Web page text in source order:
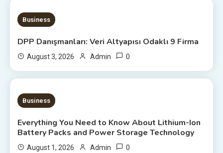
20 MINS READ
Business
DPP Danışmanları: Veri Altyapısı Odaklı 9 Firma
August 3, 2026 Admin 0
7 MINS READ
Business
Everything You Need to Know About Lithium-Ion
Battery Packs and Power Storage Technology
August 1, 2026 Admin 0